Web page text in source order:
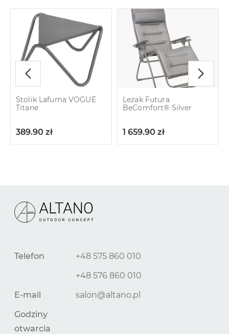
Stolik Lafuma VOGUE
Titane
389.90 zł
Leżak Futura
BeComfort® Silver
1 659.90 zł
Telefon
+48 575 860 010
+48 576 860 010
E-mail
salon@altano.pl
Godziny
otwarcia